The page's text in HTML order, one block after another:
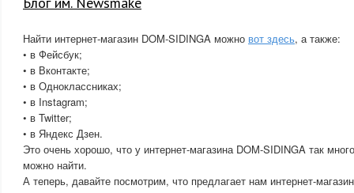
Найти интернет-магазин DOM-SIDINGA можно вот здесь, а также:
• в Фейсбук;
• в Вконтакте;
• в Одноклассниках;
• в Instagram;
• в Twitter;
• в Яндекс Дзен.
Это очень хорошо, что у интернет-магазина DOM-SIDINGA так
можно найти.
А теперь, давайте посмотрим, что предлагает нам интернет-